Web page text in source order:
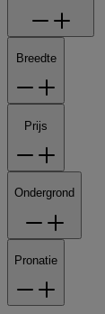
Breedte
Prijs
Ondergrond
Pronatie